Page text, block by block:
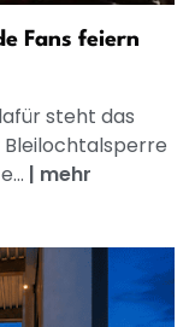
Fans feiern
steht das
Bleilochtalsperre
| mehr